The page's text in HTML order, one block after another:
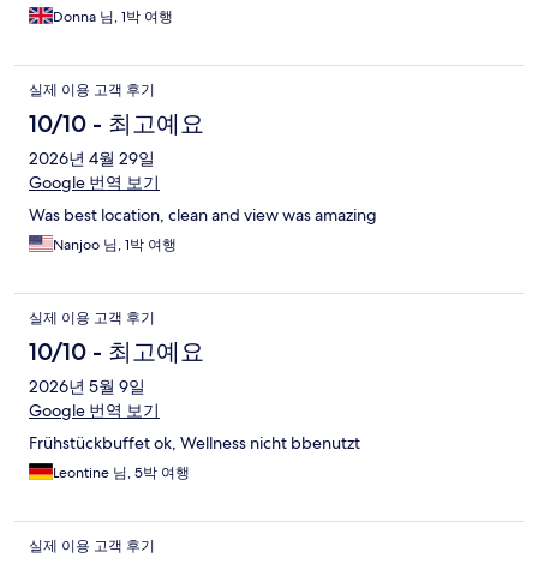
Donna 님, 1박 여행
실제 이용 고객 후기
10/10 - 최고예요
2026년 4월 29일
Google 번역 보기
Was best location, clean and view was amazing
Nanjoo 님, 1박 여행
실제 이용 고객 후기
10/10 - 최고예요
2026년 5월 9일
Google 번역 보기
Frühstückbuffet ok, Wellness nicht bbenutzt
Leontine 님, 5박 여행
실제 이용 고객 후기